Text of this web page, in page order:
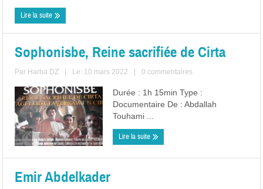
Lire la suite
Sophonisbe, Reine sacrifiée de Cirta
Par Harba DZ Le: 10 mars 2022 0 commentaires
Durée : 1h 15min Type :
Documentaire De : Abdallah
Touhami ...
Lire la suite
Emir Abdelkader